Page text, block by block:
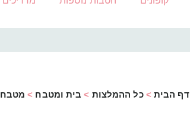
דף הבית >כל ההמלצות > בית ומטבח > מטבח